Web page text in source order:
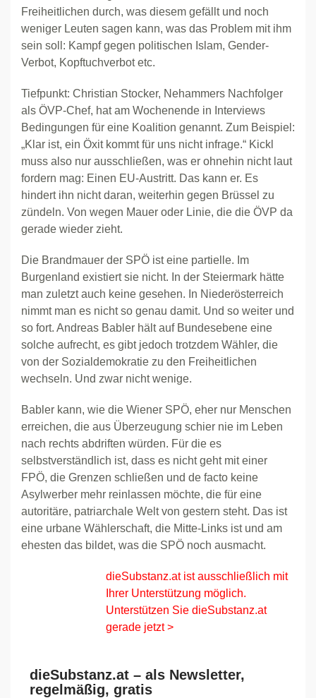
Freiheitlichen durch, was diesem gefällt und noch
weniger Leuten sagen kann, was das Problem mit ihm
sein soll: Kampf gegen politischen Islam, Gender-
Verbot, Kopftuchverbot etc.
Tiefpunkt: Christian Stocker, Nehammers Nachfolger
als ÖVP-Chef, hat am Wochenende in Interviews
Bedingungen für eine Koalition genannt. Zum Beispiel:
„Klar ist, ein Öxit kommt für uns nicht infrage.“ Kickl
muss also nur ausschließen, was er ohnehin nicht laut
fordern mag: Einen EU-Austritt. Das kann er. Es
hindert ihn nicht daran, weiterhin gegen Brüssel zu
zündeln. Von wegen Mauer oder Linie, die die ÖVP da
gerade wieder zieht.
Die Brandmauer der SPÖ ist eine partielle. Im
Burgenland existiert sie nicht. In der Steiermark hätte
man zuletzt auch keine gesehen. In Niederösterreich
nimmt man es nicht so genau damit. Und so weiter und
so fort. Andreas Babler hält auf Bundesebene eine
solche aufrecht, es gibt jedoch trotzdem Wähler, die
von der Sozialdemokratie zu den Freiheitlichen
wechseln. Und zwar nicht wenige.
Babler kann, wie die Wiener SPÖ, eher nur Menschen
erreichen, die aus Überzeugung schier nie im Leben
nach rechts abdriften würden. Für die es
selbstverständlich ist, dass es nicht geht mit einer
FPÖ, die Grenzen schließen und de facto keine
Asylwerber mehr reinlassen möchte, die für eine
autoritäre, patriarchale Welt von gestern steht. Das ist
eine urbane Wählerschaft, die Mitte-Links ist und am
ehesten das bildet, was die SPÖ noch ausmacht.
dieSubstanz.at ist ausschließlich mit
Ihrer Unterstützung möglich.
Unterstützen Sie dieSubstanz.at
gerade jetzt >
dieSubstanz.at – als Newsletter,
regelmäßig, gratis